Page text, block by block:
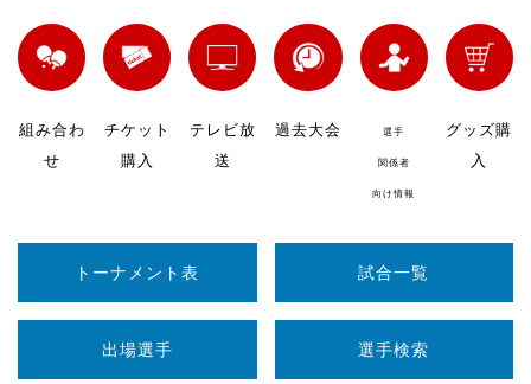
組み合わ
せ
チケット
購入
テレビ放
送
過去大会 選手
関係者
向け情報
グッズ購
入
トーナメント表 試合一覧
出場選手 選手検索